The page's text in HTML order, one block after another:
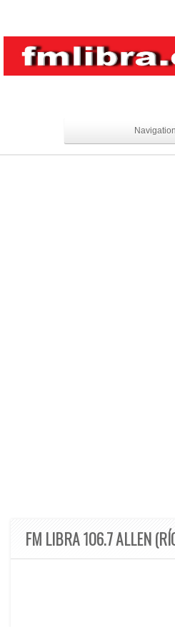
FM LIBRA 106.7 ALLEN